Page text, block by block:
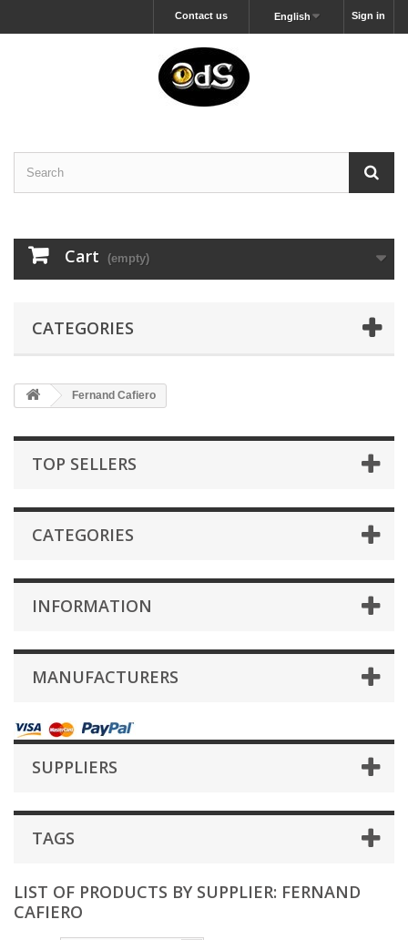
Sign in
English
Contact us
Cart (empty)
CATEGORIES
Fernand Cafiero
TOP SELLERS
CATEGORIES
INFORMATION
MANUFACTURERS
SUPPLIERS
TAGS
LIST OF PRODUCTS BY SUPPLIER: FERNAND
CAFIERO